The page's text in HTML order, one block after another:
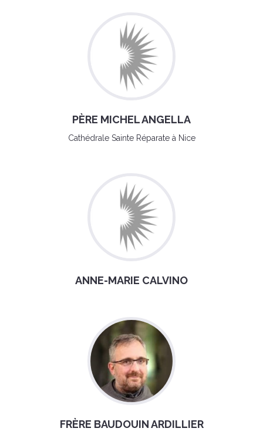
PÈRE MICHEL ANGELLA
Cathédrale Sainte Réparate à Nice
ANNE-MARIE CALVINO
FRÈRE BAUDOUIN ARDILLIER